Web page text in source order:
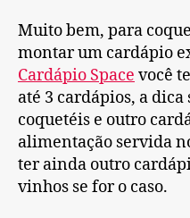
Muito bem, para
montar um cardápio
Cardápio Space você
até 3 cardápios, a
coquetéis e outro
alimentação servida
ter ainda outro
vinhos se for o caso.